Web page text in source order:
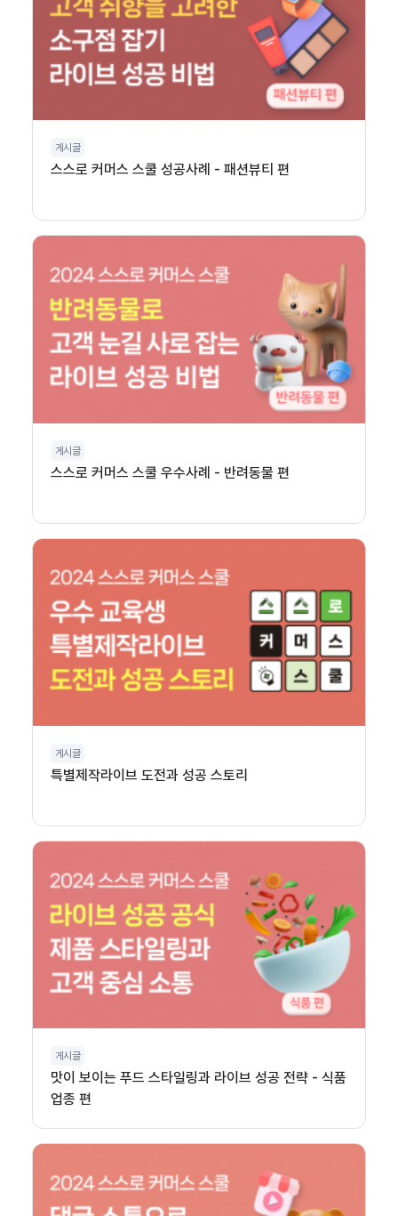
게시글
스스로 커머스 스쿨 성공사례 - 패션뷰티 편
게시글
스스로 커머스 스쿨 우수사례 - 반려동물 편
게시글
특별제작라이브 도전과 성공 스토리
게시글
맛이 보이는 푸드 스타일링과 라이브 성공 전략 - 식품
업종 편